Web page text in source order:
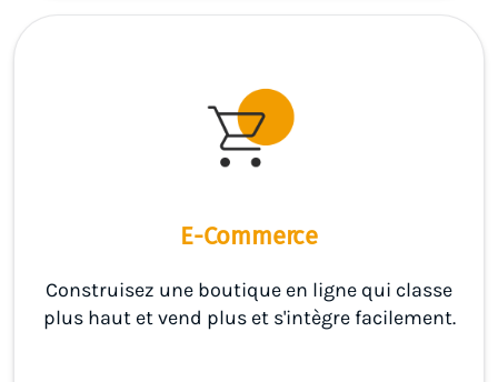
E-Commerce
Construisez une boutique en ligne qui classe
plus haut et vend plus et s'intègre facilement.